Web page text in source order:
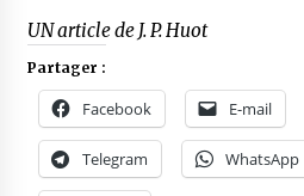
UN article de J. P. Huot
Partager :
Facebook E-mail
Telegram WhatsApp